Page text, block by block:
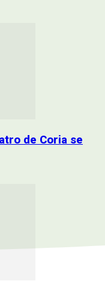
de Coria se